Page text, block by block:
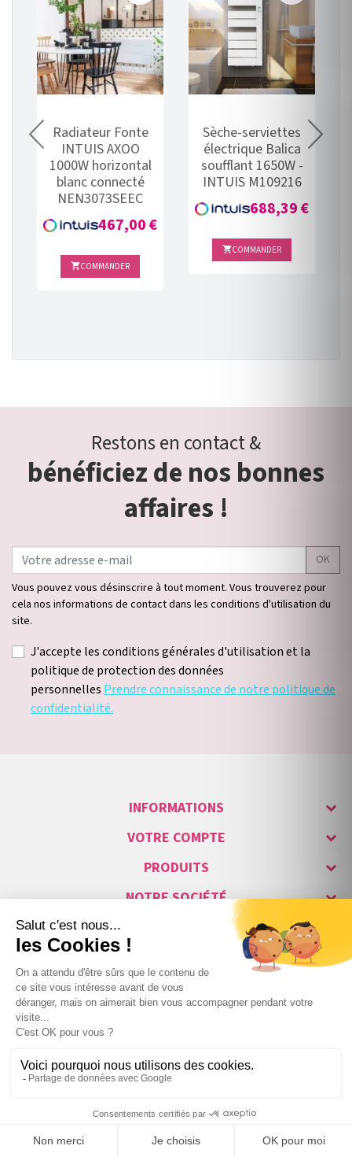
au lieu de
938,10 €TTC −
Radiateur Fonte
INTUIS AXOO
1000W horizontal
blanc connecté
NEN3073SEEC
Prix
467,00 €
COMMANDER
Sèche-serviettes
électrique Balica
soufflant 1650W -
INTUIS M109216
Prix
688,39 €
COMMANDER
Restons en contact &
bénéficiez de nos bonnes
affaires !
OK
Vous pouvez vous désinscrire à tout moment. Vous trouverez pour
cela nos informations de contact dans les conditions d'utilisation du
site.
J'accepte les conditions générales d'utilisation et la
politique de protection des données
personnelles Prendre connaissance de notre politique de
confidentialité.
INFORMATIONS
VOTRE COMPTE
PRODUITS
NOTRE SOCIÉTÉ
PAIEMENT & LIVRAISON